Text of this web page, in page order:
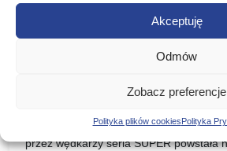
Akceptuję
Odmów
Zobacz preferencje
Polityka plików cookiesPolityka
LORPIO ZANĘTA SUPER JAŹ
przez wędkarzy seria SUPER powstała